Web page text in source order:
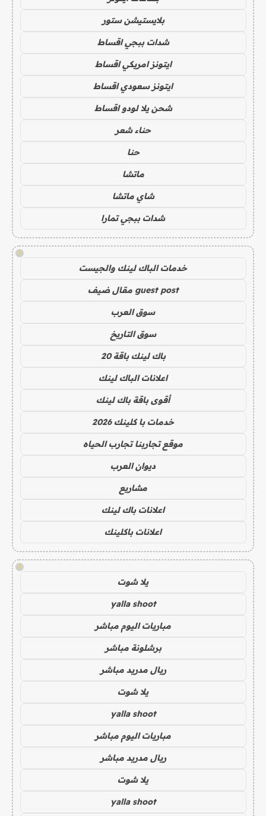
بلايستيشن ستور
شدات ببجي اقساط
ايتونز امريكي اقساط
ايتونز سعودي اقساط
شحن يلا لودو اقساط
حناء شعر
حنا
ماتشا
شاي ماتشا
شدات ببجي تمارا
!
خدمات الباك لينك والجيست
guest post مقال ضيف
سوق العرب
سوق التاريخ
باك لينك باقة 20
اعلانات الباك لينك
أقوى باقة باك لينك
خدمات با كلينك 2026
موقع تجاربنا تجارب الحياه
ديوان العرب
مشاريع
اعلانات باك لينك
اعلانات باكلينك
!
يلا شوت
yalla shoot
مباريات اليوم مباشر
برشلونة مباشر
ريال مدريد مباشر
يلا شوت
yalla shoot
مباريات اليوم مباشر
ريال مدريد مباشر
يلا شوت
yalla shoot